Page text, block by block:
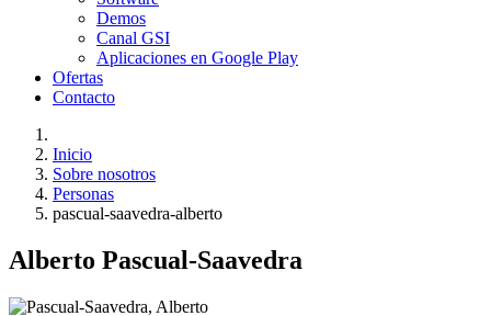
Demos
Canal GSI
Aplicaciones en Google Play
Ofertas
Contacto
Inicio
Sobre nosotros
Personas
pascual-saavedra-alberto
Alberto Pascual-Saavedra